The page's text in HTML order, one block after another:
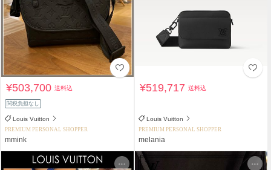
¥503,700送料込
関税負担なし
Louis Vuitton
PREMIUM PERSONAL SHOPPER
mmink
¥519,717送料込
Louis Vuitton
PREMIUM PERSONAL SHOPPER
melania